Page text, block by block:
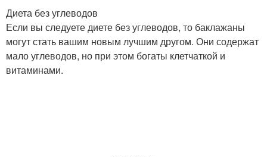
Диета без углеводов
Если вы следуете диете без углеводов, то баклажаны
могут стать вашим новым лучшим другом. Они содержат
мало углеводов, но при этом богаты клетчаткой и
витаминами.